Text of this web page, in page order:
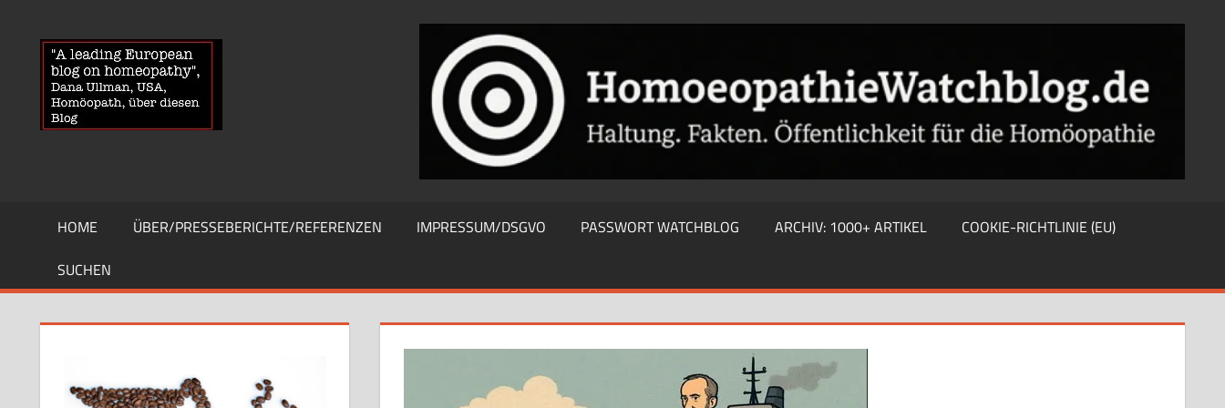
springen
HOMOEOPATHIEWATCHBLOG
News
über
Homöopathie
und
Globuli-
HOME ÜBER/PRESSEBERICHTE/REFERENZEN IMPRESSUM/DSGVO PASSWORT WATCHBLOG ARCHIV: 1000+ ARTIKEL
COOKIE-RICHTLINIE (EU)
SUCHEN